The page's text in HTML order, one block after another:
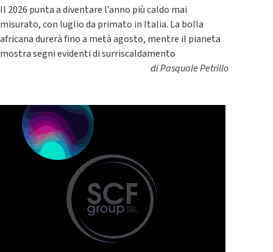
Il 2026 punta a diventare l’anno più caldo mai
misurato, con luglio da primato in Italia. La bolla
africana durerà fino a metà agosto, mentre il pianeta
mostra segni evidenti di surriscaldamento
diPasquale Petrillo